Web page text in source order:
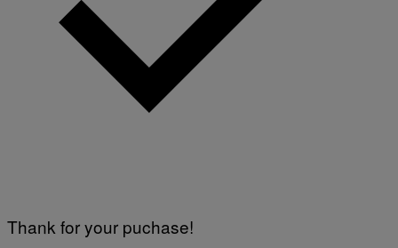
Thank for your puchase!